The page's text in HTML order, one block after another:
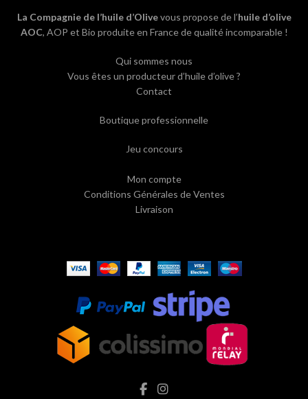
La Compagnie de l’huile d’Olivevous propose de l’huile d’olive
AOC, AOP et Bio produite en France de qualité incomparable !
Qui sommes nous
Vous êtes un producteur d’huile d’olive ?
Contact
Boutique professionnelle
Jeu concours
Mon compte
Conditions Générales de Ventes
Livraison